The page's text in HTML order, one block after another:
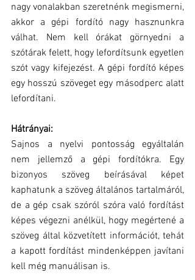
nagy vonalakban szeretnénk megismerni,
akkor a gépi fordító nagy hasznunkra
válhat. Nem kell órákat görnyedni a
szótárak felett, hogy lefordítsunk egyetlen
szót vagy kifejezést. A gépi fordító képes
egy hosszú szöveget egy másodperc alatt
lefordítani.
Hátrányai:
Sajnos a nyelvi pontosság egyáltalán
nem jellemző a gépi fordítókra. Egy
bizonyos szöveg beírásával képet
kaphatunk a szöveg általános tartalmáról,
de a gép csak szóról szóra való fordítást
képes végezni anélkül, hogy megértené a
szöveg által közvetített információt, tehát
a kapott fordítást mindenképpen javítani
kell még manuálisan is.